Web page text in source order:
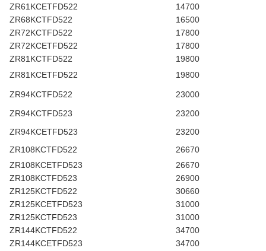
ZR61KCETFD522
14700
ZR68KCTFD522
16500
ZR72KCTFD522
17800
ZR72KCETFD522
17800
ZR81KCTFD522
19800
ZR81KCETFD522
19800
ZR94KCTFD522
23000
ZR94KCTFD523
23200
ZR94KCETFD523
23200
ZR108KCTFD522
26670
ZR108KCETFD523
26670
ZR108KCTFD523
26900
ZR125KCTFD522
30660
ZR125KCETFD523
31000
ZR125KCTFD523
31000
ZR144KCTFD522
34700
ZR144KCETFD523
34700